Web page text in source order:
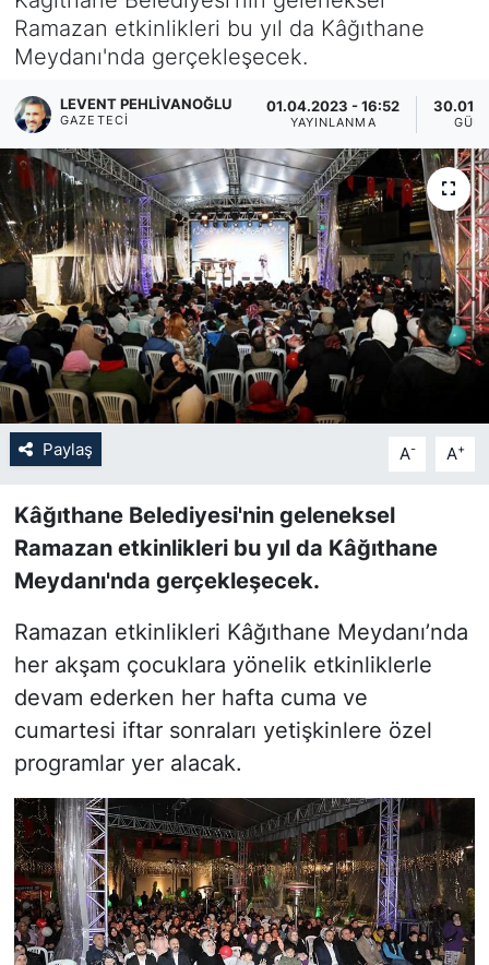
Ramazan etkinlikleri bu yıl da Kâğıthane
Meydanı'nda gerçekleşecek.
LEVENT PEHLIVANOĞLU
GAZETECI
01.04.2023 - 16:52
YAYINLANMA
Paylaş A- A+
Kâğıthane Belediyesi'nin geleneksel
Ramazan etkinlikleri bu yıl da Kâğıthane
Meydanı'nda gerçekleşecek.
Ramazan etkinlikleri Kâğıthane Meydanı’nda
her akşam çocuklara yönelik etkinliklerle
devam ederken her hafta cuma ve
cumartesi iftar sonraları yetişkinlere özel
programlar yer alacak.
KÖŞE YAZILARI
KÖŞE YAZILARI (Arşiv)
KÜLTÜR SANAT
MAGAZİN
RÖPORTAJ
SAĞLIK
SARIYER HABERLERİ
SARIYER İMAR BARIŞI
SİYASET
SON DAKİKA HABERİ
SPOR
TEKNOLOJİ
TÜRKİYE VE DÜNYA GÜNDEMİ
VİDEO GALERİ
YAŞAM